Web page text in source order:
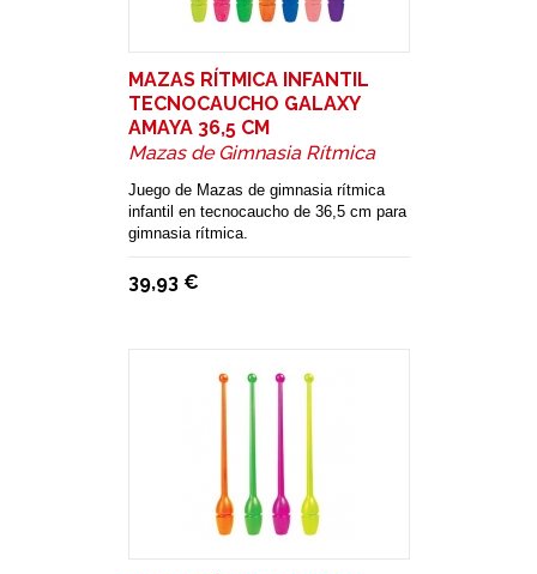
MAZAS RÍTMICA INFANTIL
TECNOCAUCHO GALAXY
AMAYA 36,5 CM
Mazas de Gimnasia Rítmica
Juego de Mazas de gimnasia rítmica
infantil en tecnocaucho de 36,5 cm para
gimnasia rítmica.
39,93 €